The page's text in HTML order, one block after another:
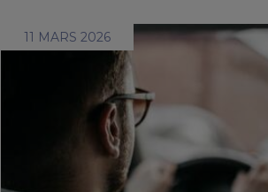
11 MARS 2026